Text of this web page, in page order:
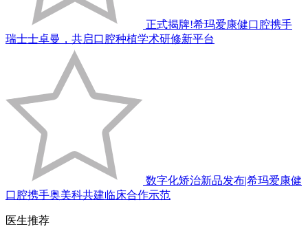
正式揭牌!希玛爱康健口腔携手
瑞士士卓曼，共启口腔种植学术研修新平台
数字化矫治新品发布|希玛爱康健
口腔携手奥美科共建临床合作示范
医生推荐